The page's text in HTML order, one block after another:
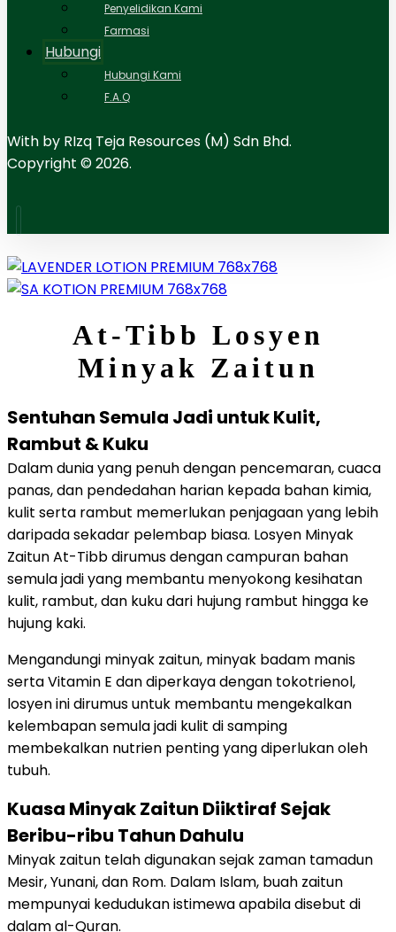
Penyelidikan Kami
Farmasi
Hubungi
Hubungi Kami
F.A.Q
With by RIzq Teja Resources (M) Sdn Bhd.
Copyright © 2026.
At-Tibb Losyen
Minyak Zaitun
Sentuhan Semula Jadi untuk Kulit,
Rambut & Kuku
Dalam dunia yang penuh dengan pencemaran, cuaca
panas, dan pendedahan harian kepada bahan kimia,
kulit serta rambut memerlukan penjagaan yang lebih
daripada sekadar pelembap biasa. Losyen Minyak
Zaitun At-Tibb dirumus dengan campuran bahan
semula jadi yang membantu menyokong kesihatan
kulit, rambut, dan kuku dari hujung rambut hingga ke
hujung kaki.
Mengandungi minyak zaitun, minyak badam manis
serta Vitamin E dan diperkaya dengan tokotrienol,
losyen ini dirumus untuk membantu mengekalkan
kelembapan semula jadi kulit di samping
membekalkan nutrien penting yang diperlukan oleh
tubuh.
Kuasa Minyak Zaitun Diiktiraf Sejak
Beribu-ribu Tahun Dahulu
Minyak zaitun telah digunakan sejak zaman tamadun
Mesir, Yunani, dan Rom. Dalam Islam, buah zaitun
mempunyai kedudukan istimewa apabila disebut di
dalam al-Quran.